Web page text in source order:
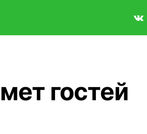
гостей